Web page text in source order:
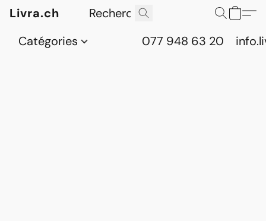
Livra.ch
Catégories
077 948 63 20